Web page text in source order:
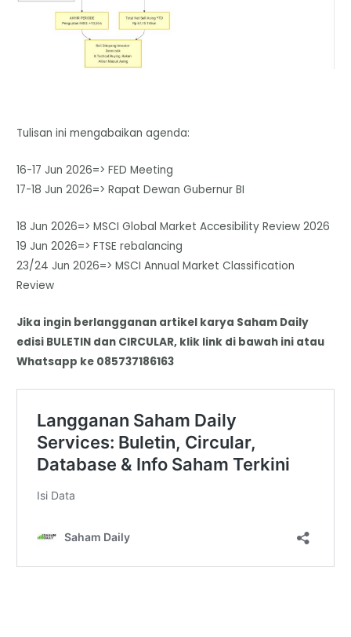
Tulisan ini mengabaikan agenda:
16-17 Jun 2026=> FED Meeting
17-18 Jun 2026=> Rapat Dewan Gubernur BI
18 Jun 2026=> MSCI Global Market Accesibility Review 2026
19 Jun 2026=> FTSE rebalancing
23/24 Jun 2026=> MSCI Annual Market Classification
Review
Jika ingin berlangganan artikel karya Saham Daily
edisi BULETIN dan CIRCULAR, klik link di bawah ini atau
Whatsapp ke 085737186163